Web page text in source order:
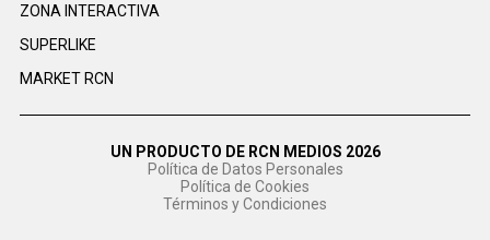
ZONA INTERACTIVA
SUPERLIKE
MARKET RCN
UN PRODUCTO DE RCN MEDIOS 2026
Política de Datos Personales
Política de Cookies
Términos y Condiciones